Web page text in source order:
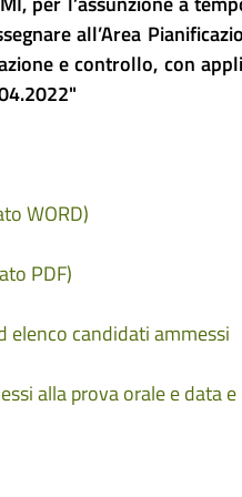
all’Area
e controllo, con
WORD)
PDF)
elenco candidati ammessi
alla prova orale e data